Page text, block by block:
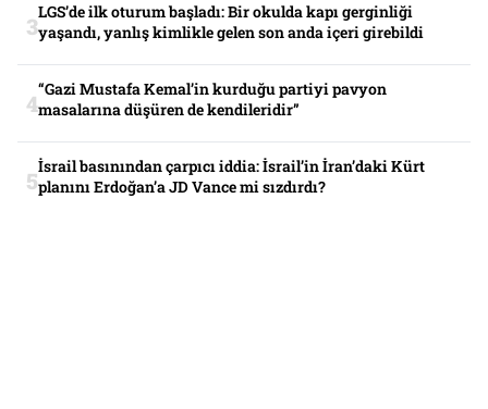
LGS’de ilk oturum başladı: Bir okulda kapı gerginliği
yaşandı, yanlış kimlikle gelen son anda içeri girebildi
“Gazi Mustafa Kemal’in kurduğu partiyi pavyon
masalarına düşüren de kendileridir”
İsrail basınından çarpıcı iddia: İsrail’in İran’daki Kürt
planını Erdoğan’a JD Vance mi sızdırdı?